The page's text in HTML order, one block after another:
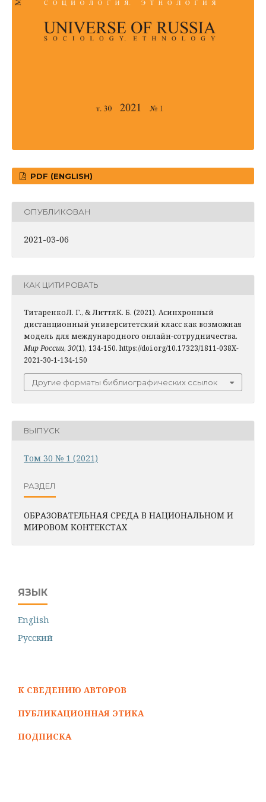
PDF (ENGLISH)
ОПУБЛИКОВАН
2021-03-06
КАК ЦИТИРОВАТЬ
ТитаренкоЛ. Г., & ЛиттлК. Б. (2021). Асинхронный
дистанционный университетский класс как возможная
модель для международного онлайн-сотрудничества.
Мир России, 30(1), 134-150. https://doi.org/10.17323/1811-038X-
2021-30-1-134-150
Другие форматы библиографических ссылок
ВЫПУСК
Том 30 № 1 (2021)
РАЗДЕЛ
ОБРАЗОВАТЕЛЬНАЯ СРЕДА В НАЦИОНАЛЬНОМ И
МИРОВОМ КОНТЕКСТАХ
ЯЗЫК
English
Русский
К СВЕДЕНИЮ АВТОРОВ
ПУБЛИКАЦИОННАЯ ЭТИКА
ПОДПИСКА